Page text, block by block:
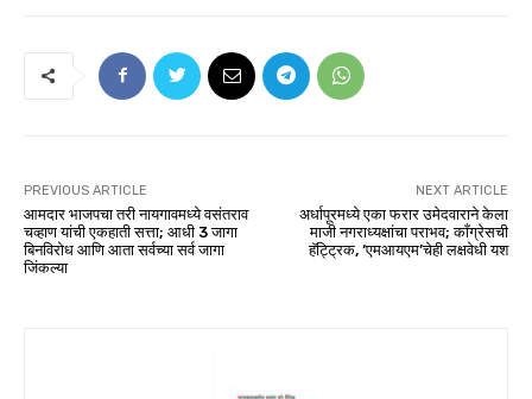
PREVIOUS ARTICLE
आमदार भाजपचा तरी नायगावमध्ये वसंतराव
चव्हाण यांची एकहाती सत्ता; आधी 3 जागा
बिनविरोध आणि आता सर्वच्या सर्व जागा
जिंकल्या
NEXT ARTICLE
अर्धापूरमध्ये एका फरार उमेदवाराने केला
माजी नगराध्यक्षांचा पराभव; काँग्रेसची
हॅट्ट्रिक, ‘एमआयएम’चेही लक्षवेधी यश